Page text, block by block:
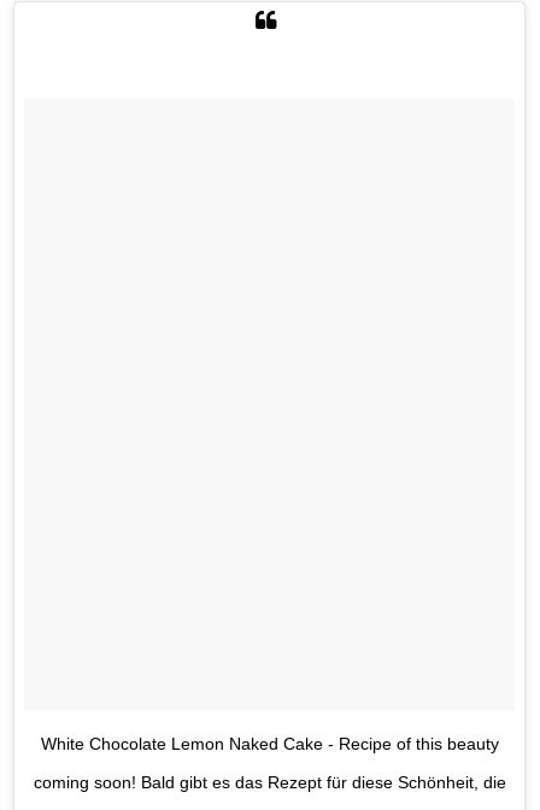
White Chocolate Lemon Naked Cake - Recipe of this beauty
coming soon! Bald gibt es das Rezept für diese Schönheit, die